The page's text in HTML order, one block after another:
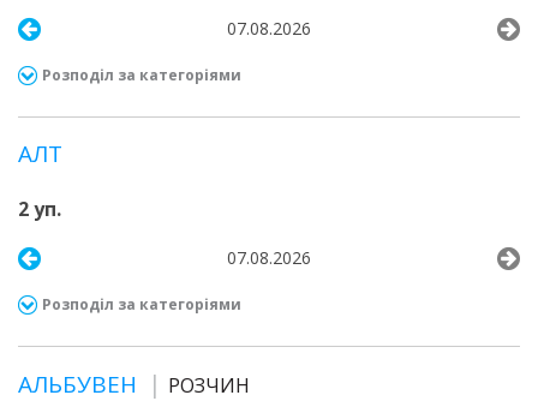
07.08.2026
Розподіл за категоріями
АЛТ
2 уп.
07.08.2026
Розподіл за категоріями
АЛЬБУВЕН РОЗЧИН